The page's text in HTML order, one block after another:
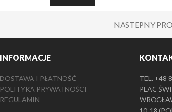
NASTEPNY
INFORMACJE
DOSTAWA I PŁATNOŚĆ
POLITYKA PRYWATNOŚCI
REGULAMIN
TEL. +48
PLAC